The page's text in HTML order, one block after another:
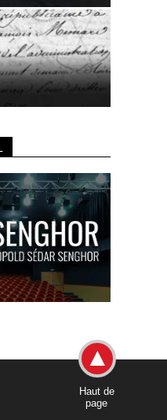
Haut de
page